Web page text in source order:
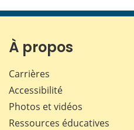
À propos
Carrières
Accessibilité
Photos et vidéos
Ressources éducatives